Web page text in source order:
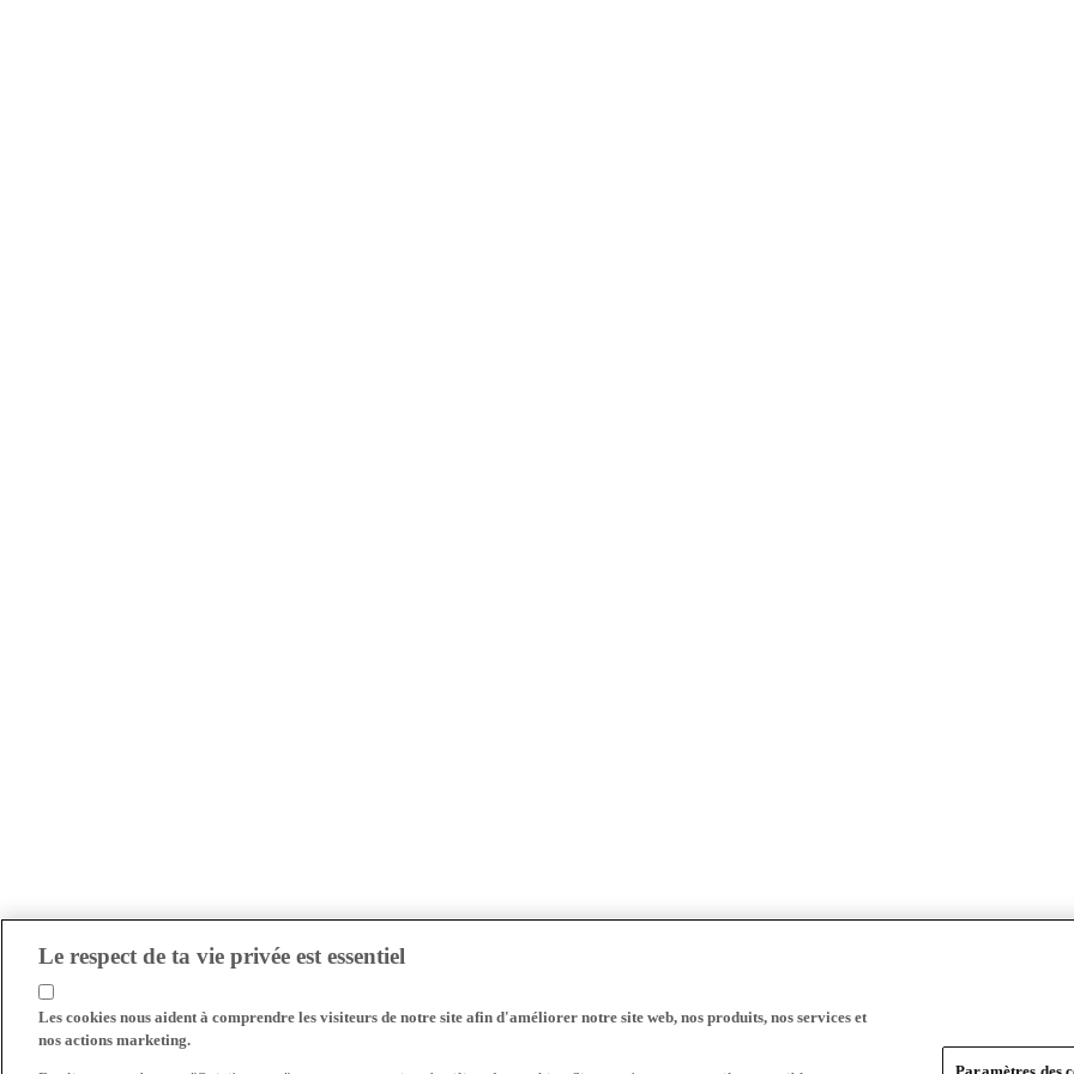
Le respect de ta vie privée est essentiel
Les cookies nous aident à comprendre les visiteurs de notre site afin d'améliorer notre site web, nos produits, nos services et
nos actions marketing.